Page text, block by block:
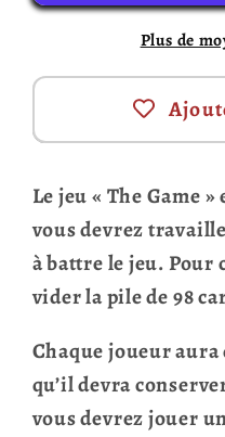
Plus de
Le jeu « The Game
vous devrez
à battre le jeu. Pour
vider la pile de 98
Chaque joueur aura
qu’il devra
vous devrez jouer